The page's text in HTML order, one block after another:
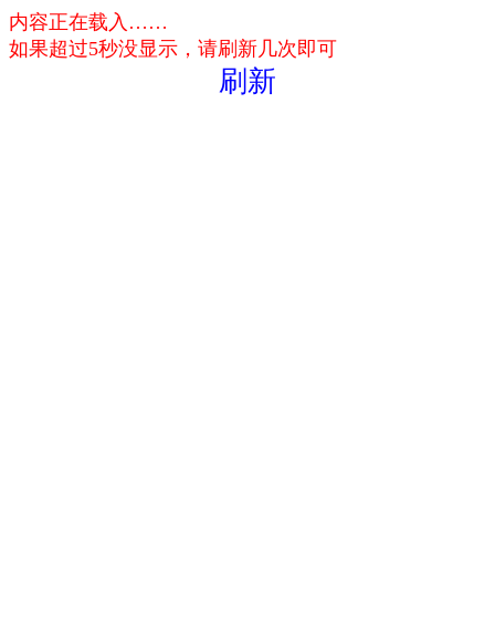
内容正在载入……
如果超过5秒没显示，请刷新几次即可
刷新